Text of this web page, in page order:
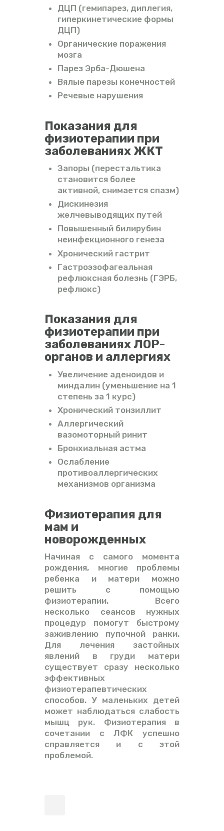
ДЦП (гемипарез, диплегия,
гиперкинетические формы
ДЦП)
Органические поражения
мозга
Парез Эрба-Дюшена
Вялые парезы конечностей
Речевые нарушения
Показания для
физиотерапии при
заболеваниях ЖКТ
Запоры (перестальтика
становится более
активной, снимается спазм)
Дискинезия
желчевыводящих путей
Повышенный билирубин
неинфекционного генеза
Хронический гастрит
Гастроэзофагеальная
рефлюксная болезнь (ГЭРБ,
рефлюкс)
Показания для
физиотерапии при
заболеваниях ЛОР-
органов и аллергиях
Увеличение аденоидов и
миндалин (уменьшение на 1
степень за 1 курс)
Хронический тонзиллит
Аллергический
вазомоторный ринит
Бронхиальная астма
Ослабление
противоаллергических
механизмов организма
Физиотерапия для
мам и
новорожденных
Начиная с самого момента
рождения, многие проблемы
ребенка и матери можно
решить с помощью
физиотерапии. Всего
несколько сеансов нужных
процедур помогут быстрому
заживлению пупочной ранки.
Для лечения застойных
явлений в груди матери
существует сразу несколько
эффективных
физиотерапевтических
способов. У маленьких детей
может наблюдаться слабость
мышц рук. Физиотерапия в
сочетании с ЛФК успешно
справляется и с этой
проблемой.